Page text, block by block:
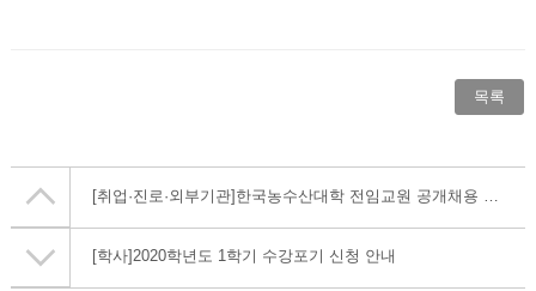
목록
[취업·진로·외부기관] 한국농수산대학 전임교원 공개채용 공고
[학사]2020학년도 1학기 수강포기 신청 안내